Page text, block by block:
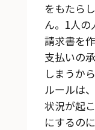
をもたら
ん。1人の
請求書を
支払いの
しまうか
ルールは
状況が起
にするの